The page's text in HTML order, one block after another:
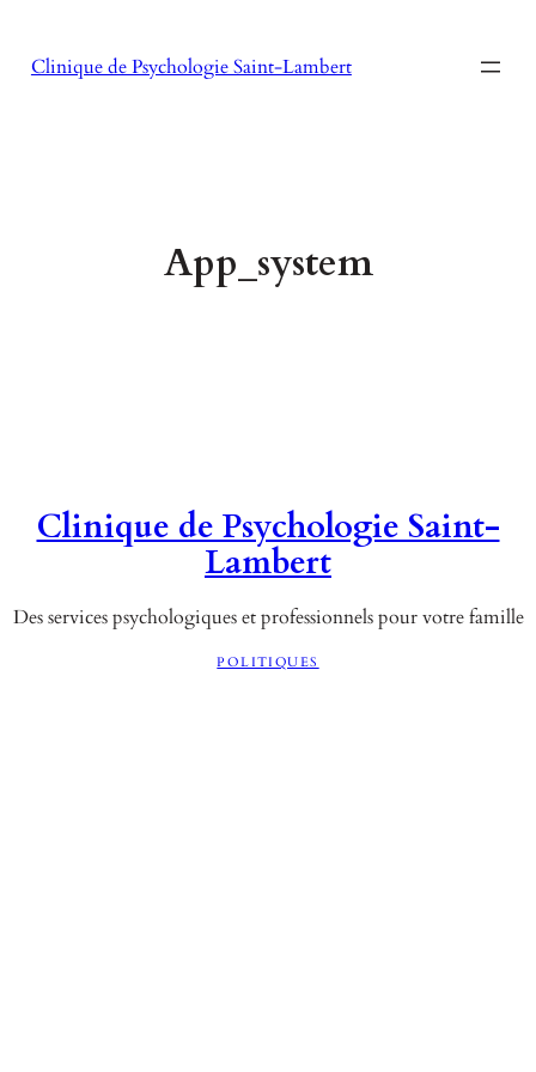
contenu
Clinique de Psychologie Saint-Lambert
App_system
Clinique de Psychologie Saint-
Lambert
Des services psychologiques et professionnels pour votre famille
POLITIQUES